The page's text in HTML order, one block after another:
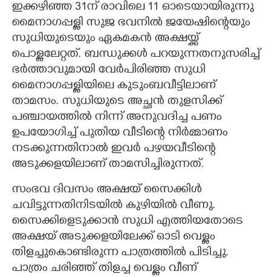
ഇക്കഴിഞ്ഞ 31ന് രാവിലെ 11 ഓടെയായിരുന്നു
മൈനാഗപ്പള്ളി സുജ ഭവനിൽ ജയേഷിന്റെയും
സുധിയുടെയും ഏകമകൻ അക്ഷയ്ക്ക്
പൊള്ളലേറ്റത്. ബന്ധുക്കൾ പറയുന്നതനുസരിച്ച്
ഭർത്താവുമായി വേർപിരിഞ്ഞ സുധി
മൈനാഗപ്പള്ളിയിലെ കുടുംബവീട്ടിലാണ്
താമസം. സുധിയുടെ അച്ഛൻ തുളസിക്ക്
പഞ്ചായത്തിൽ നിന്ന് അനുവദിച്ച പണം
ഉപയോഗിച്ച് പുതിയ വീടിന്റെ നിർമ്മാണം
നടക്കുന്നതിനാൽ ഇവർ പഴയവീടിന്റെ
അടുക്കളയിലാണ് താമസിച്ചിരുന്നത്.
സംഭവ ദിവസം അക്ഷയ് സൈക്കിൾ
ചവിട്ടുന്നതിനിടയിൽ കുഴിയിൽ വീണു.
സൈക്കിളെടുക്കാൻ സുധി എത്തിയതോടെ
അക്ഷയ് അടുക്കളയിലേക്ക് ഓടി വെള്ളം
തിളച്ചുകൊണ്ടിരുന്ന പാത്രത്തിൽ പിടിച്ചു.
പാത്രം ചരിഞ്ഞ് തിളച്ച വെള്ളം വീണ്